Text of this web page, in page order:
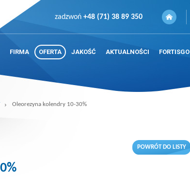
zadzwoń +48 (71) 38 89 350
FIRMA OFERTA JAKOŚĆ AKTUALNOŚCI FORTISGO
Oleorezyna kolendry 10-30%
POWRÓT DO LISTY